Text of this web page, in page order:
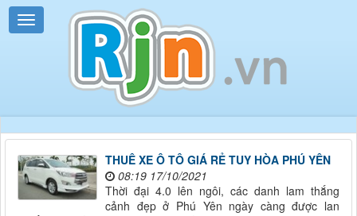
THUÊ XE Ô TÔ GIÁ RẺ TUY HÒA PHÚ YÊN
08:19 17/10/2021
Thời đại 4.0 lên ngôi, các danh lam thắng
cảnh đẹp ở Phú Yên ngày càng được lan